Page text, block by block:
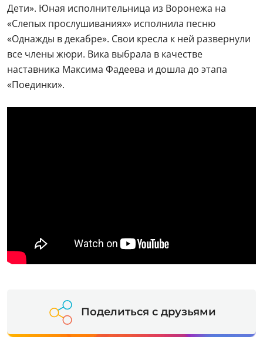
Дети». Юная исполнительница из Воронежа на
«Слепых прослушиваниях» исполнила песню
«Однажды в декабре». Свои кресла к ней развернули
все члены жюри. Вика выбрала в качестве
наставника Максима Фадеева и дошла до этапа
«Поединки».
Поделиться с друзьями